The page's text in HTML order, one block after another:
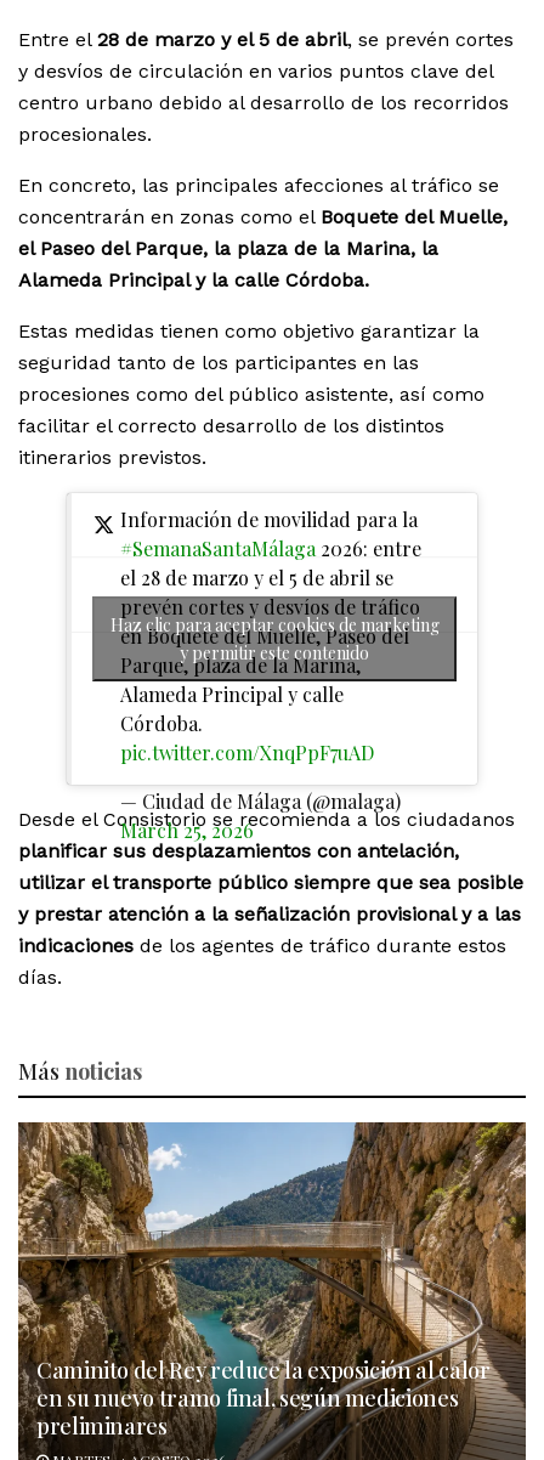
Entre el 28 de marzo y el 5 de abril, se prevén cortes
y desvíos de circulación en varios puntos clave del
centro urbano debido al desarrollo de los recorridos
procesionales.
En concreto, las principales afecciones al tráfico se
concentrarán en zonas como el Boquete del Muelle,
el Paseo del Parque, la plaza de la Marina, la
Alameda Principal y la calle Córdoba.
Estas medidas tienen como objetivo garantizar la
seguridad tanto de los participantes en las
procesiones como del público asistente, así como
facilitar el correcto desarrollo de los distintos
itinerarios previstos.
Información de movilidad para la
#SemanaSantaMálaga 2026: entre
el 28 de marzo y el 5 de abril se
prevén cortes y desvíos de tráfico
en Boquete del Muelle, Paseo del
Parque, plaza de la Marina,
Alameda Principal y calle
Córdoba.
pic.twitter.com/XnqPpF7uAD
— Ciudad de Málaga (@malaga)
March 25, 2026
Haz clic para aceptar cookies de marketing
y permitir este contenido
Desde el Consistorio se recomienda a los ciudadanos
planificar sus desplazamientos con antelación,
utilizar el transporte público siempre que sea posible
y prestar atención a la señalización provisional y a las
indicaciones de los agentes de tráfico durante estos
días.
Más noticias
Caminito del Rey reduce la exposición al calor
en su nuevo tramo final, según mediciones
preliminares